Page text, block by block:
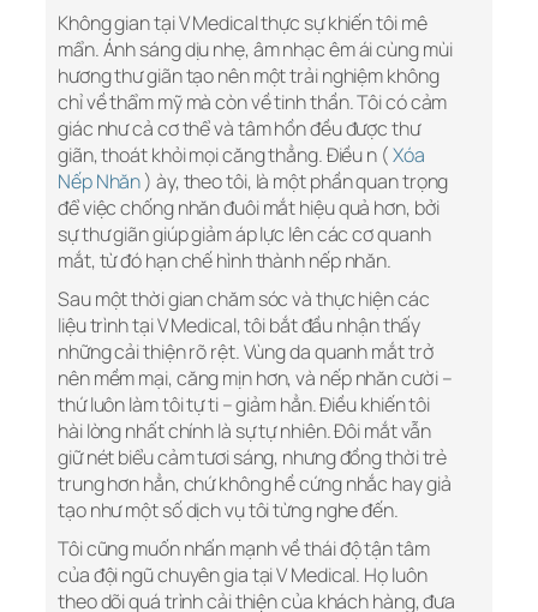
Không gian tại V Medical thực sự khiến tôi mê
mẩn. Ánh sáng dịu nhẹ, âm nhạc êm ái cùng mùi
hương thư giãn tạo nên một trải nghiệm không
chỉ về thẩm mỹ mà còn về tinh thần. Tôi có cảm
giác như cả cơ thể và tâm hồn đều được thư
giãn, thoát khỏi mọi căng thẳng. Điều n (Xóa
Nếp Nhăn) ày, theo tôi, là một phần quan trọng
để việc chống nhăn đuôi mắt hiệu quả hơn, bởi
sự thư giãn giúp giảm áp lực lên các cơ quanh
mắt, từ đó hạn chế hình thành nếp nhăn.
Sau một thời gian chăm sóc và thực hiện các
liệu trình tại V Medical, tôi bắt đầu nhận thấy
những cải thiện rõ rệt. Vùng da quanh mắt trở
nên mềm mại, căng mịn hơn, và nếp nhăn cười –
thứ luôn làm tôi tự ti – giảm hẳn. Điều khiến tôi
hài lòng nhất chính là sự tự nhiên. Đôi mắt vẫn
giữ nét biểu cảm tươi sáng, nhưng đồng thời trẻ
trung hơn hẳn, chứ không hề cứng nhắc hay giả
tạo như một số dịch vụ tôi từng nghe đến.
Tôi cũng muốn nhấn mạnh về thái độ tận tâm
của đội ngũ chuyên gia tại V Medical. Họ luôn
theo dõi quá trình cải thiện của khách hàng, đưa